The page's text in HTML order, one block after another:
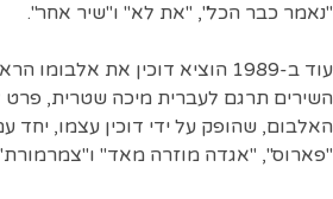
"נאמר כבר הכל", "את לא" ו"שיר אחר".
עוד ב-1989 הוציא דוכין את
השירים תרגם לעברית מיכה שטרית, פרט
האלבום, שהופק על ידי דוכין עצמו, יחד
"פארוס", "אגדה מוזרה מאד"